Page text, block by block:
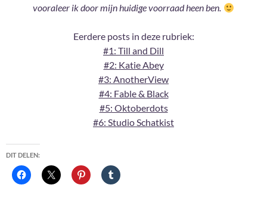
vooraleer ik door mijn huidige voorraad heen ben.
Eerdere posts in deze rubriek:
#1: Till and Dill
#2: Katie Abey
#3: AnotherView
#4: Fable & Black
#5: Oktoberdots
#6: Studio Schatkist
DIT DELEN: